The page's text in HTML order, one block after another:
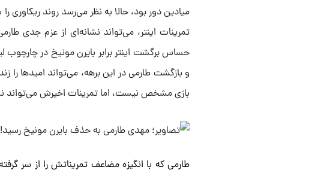
میادین دور بود، حالا به نظر می‌رسد روند
تمرینات اینتر، می‌تواند نشانه‌ای از عزم جدی
حساس برگشت اینتر برابر بایرن مونیخ در چارچوب
و بازگشت طارمی در این برهه، می‌تواند امید‌ها را
بازی مشخص نیست، اما تمرینات اخیرش می‌تواند
طارمی که با انگیزه مضاعف تمریناتش را از سر